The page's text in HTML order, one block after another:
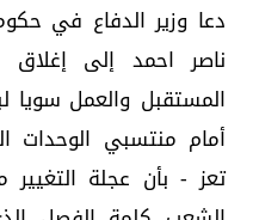
دعا وزير الدفاع في
ناصر احمد إلى إغلاق
المستقبل والعمل سويا
أمام منتسبي الوحدات
تعز - بأن عجلة